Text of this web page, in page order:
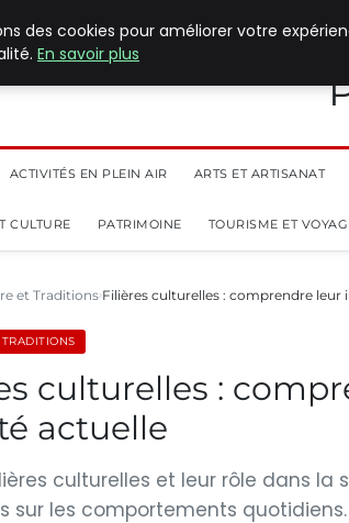
ACTIVITÉS EN PLEIN AIR ARTS ET ARTISANAT
CULTURE PATRIMOINE TOURISME ET
et Traditions Filières culturelles : comprendre leur
culturelles :
actuelle
Filières culturelles et leur rôle dans
sur les comportements
des cookies pour améliorer votre
En savoir plus